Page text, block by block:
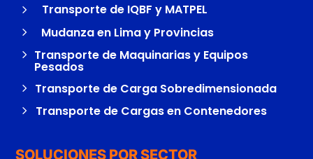
5 Transporte de IQBF y MATPEL
5 Mudanza en Lima y Provincias
5 Transporte de Maquinarias y Equipos
Pesados
5 Transporte de Carga Sobredimensionada
5 Transporte de Cargas en Contenedores
SOLUCIONES POR SECTOR